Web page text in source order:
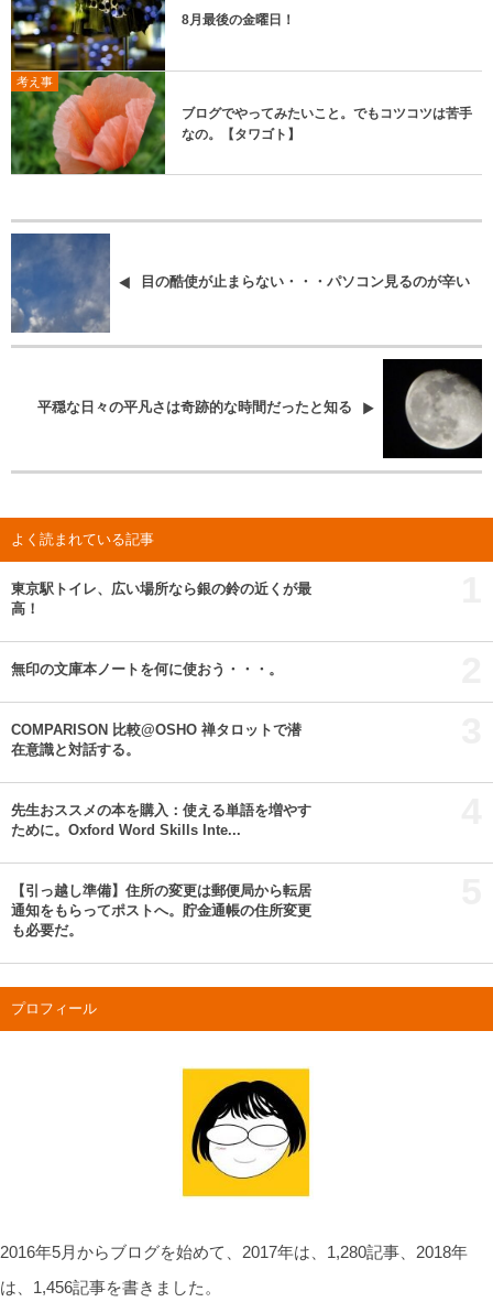
8月最後の金曜日！
考え事
ブログでやってみたいこと。でもコツコツは苦手
なの。【タワゴト】
目の酷使が止まらない・・・パソコン見るのが辛い
平穏な日々の平凡さは奇跡的な時間だったと知る
よく読まれている記事
東京駅トイレ、広い場所なら銀の鈴の近くが最
高！
無印の文庫本ノートを何に使おう・・・。
COMPARISON 比較@OSHO 禅タロットで潜
在意識と対話する。
先生おススメの本を購入：使える単語を増やす
ために。Oxford Word Skills Inte...
【引っ越し準備】住所の変更は郵便局から転居
通知をもらってポストへ。貯金通帳の住所変更
も必要だ。
プロフィール
2016年5月からブログを始めて、2017年は、1,280記事、2018年
は、1,456記事を書きました。